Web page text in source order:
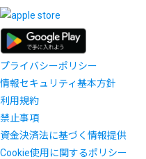
プライバシーポリシー
情報セキュリティ基本方針
利用規約
禁止事項
資金決済法に基づく情報提供
Cookie使用に関するポリシー